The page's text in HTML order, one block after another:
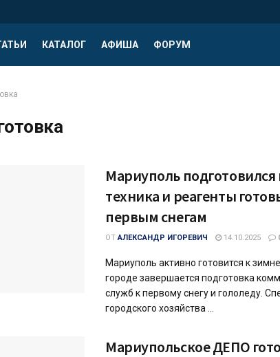
КАТАЛОГ АФИША ФОРУМ
Мариуполь подготовился
техника и реагенты
первым снегам
ОТ АЛЕКСАНДР ИГОРЕВИЧ 14.10.2025
Мариуполь активно готовится к
городе завершается подготовка
служб к первому снегу и гололеду.
городского хозяйства ...
Мариупольское ДЕПО